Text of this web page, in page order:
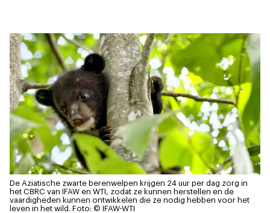
De Aziatische zwarte berenwelpen krijgen 24 uur per dag zorg in
het CBRC van IFAW en WTI, zodat ze kunnen herstellen en de
vaardigheden kunnen ontwikkelen die ze nodig hebben voor het
leven in het wild. Foto: © IFAW-WTI